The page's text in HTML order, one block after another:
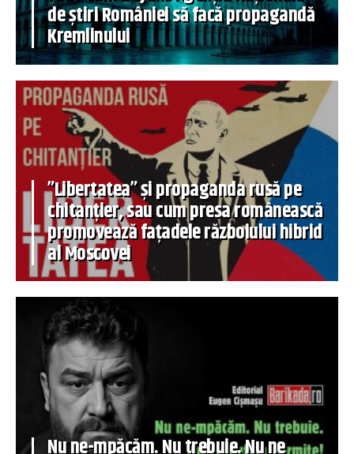
de știri României să facă propagandă
Kremlinului
”Libertatea” și propaganda rusă pe
chitanțier, sau cum presa românească
promovează fațadele războiului hibrid
al Moscovei